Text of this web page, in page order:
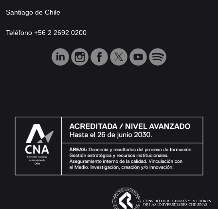
Santiago de Chile
Teléfono +56 2 2692 0200